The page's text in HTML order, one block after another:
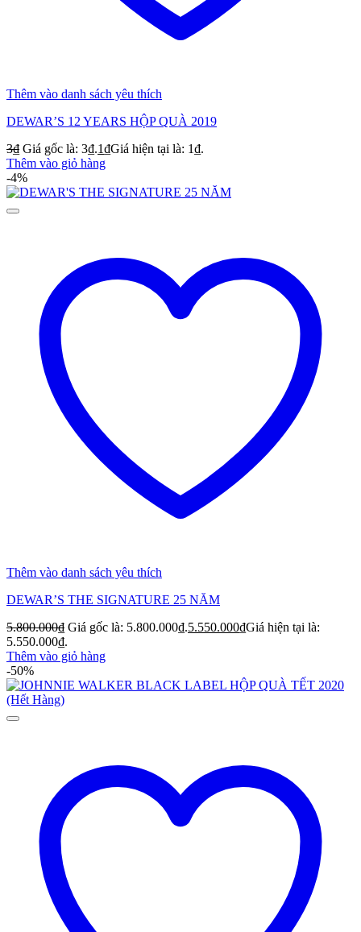
Thêm vào danh sách yêu thích
DEWAR’S 12 YEARS HỘP QUÀ 2019
3₫ Giá gốc là: 3₫.1₫Giá hiện tại là: 1₫.
Thêm vào giỏ hàng
-4%
Thêm vào danh sách yêu thích
DEWAR’S THE SIGNATURE 25 NĂM
5.800.000₫ Giá gốc là: 5.800.000₫.5.550.000₫Giá hiện tại là:
5.550.000₫.
Thêm vào giỏ hàng
-50%